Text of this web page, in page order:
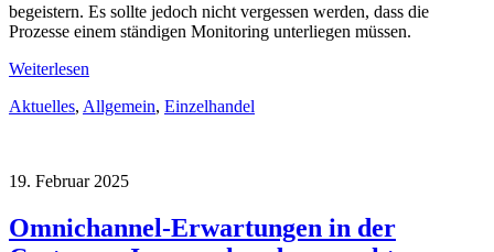
begeistern. Es sollte jedoch nicht vergessen werden, dass die
Prozesse einem ständigen Monitoring unterliegen müssen.
Weiterlesen
Aktuelles, Allgemein, Einzelhandel
19. Februar 2025
Omnichannel-Erwartungen in der